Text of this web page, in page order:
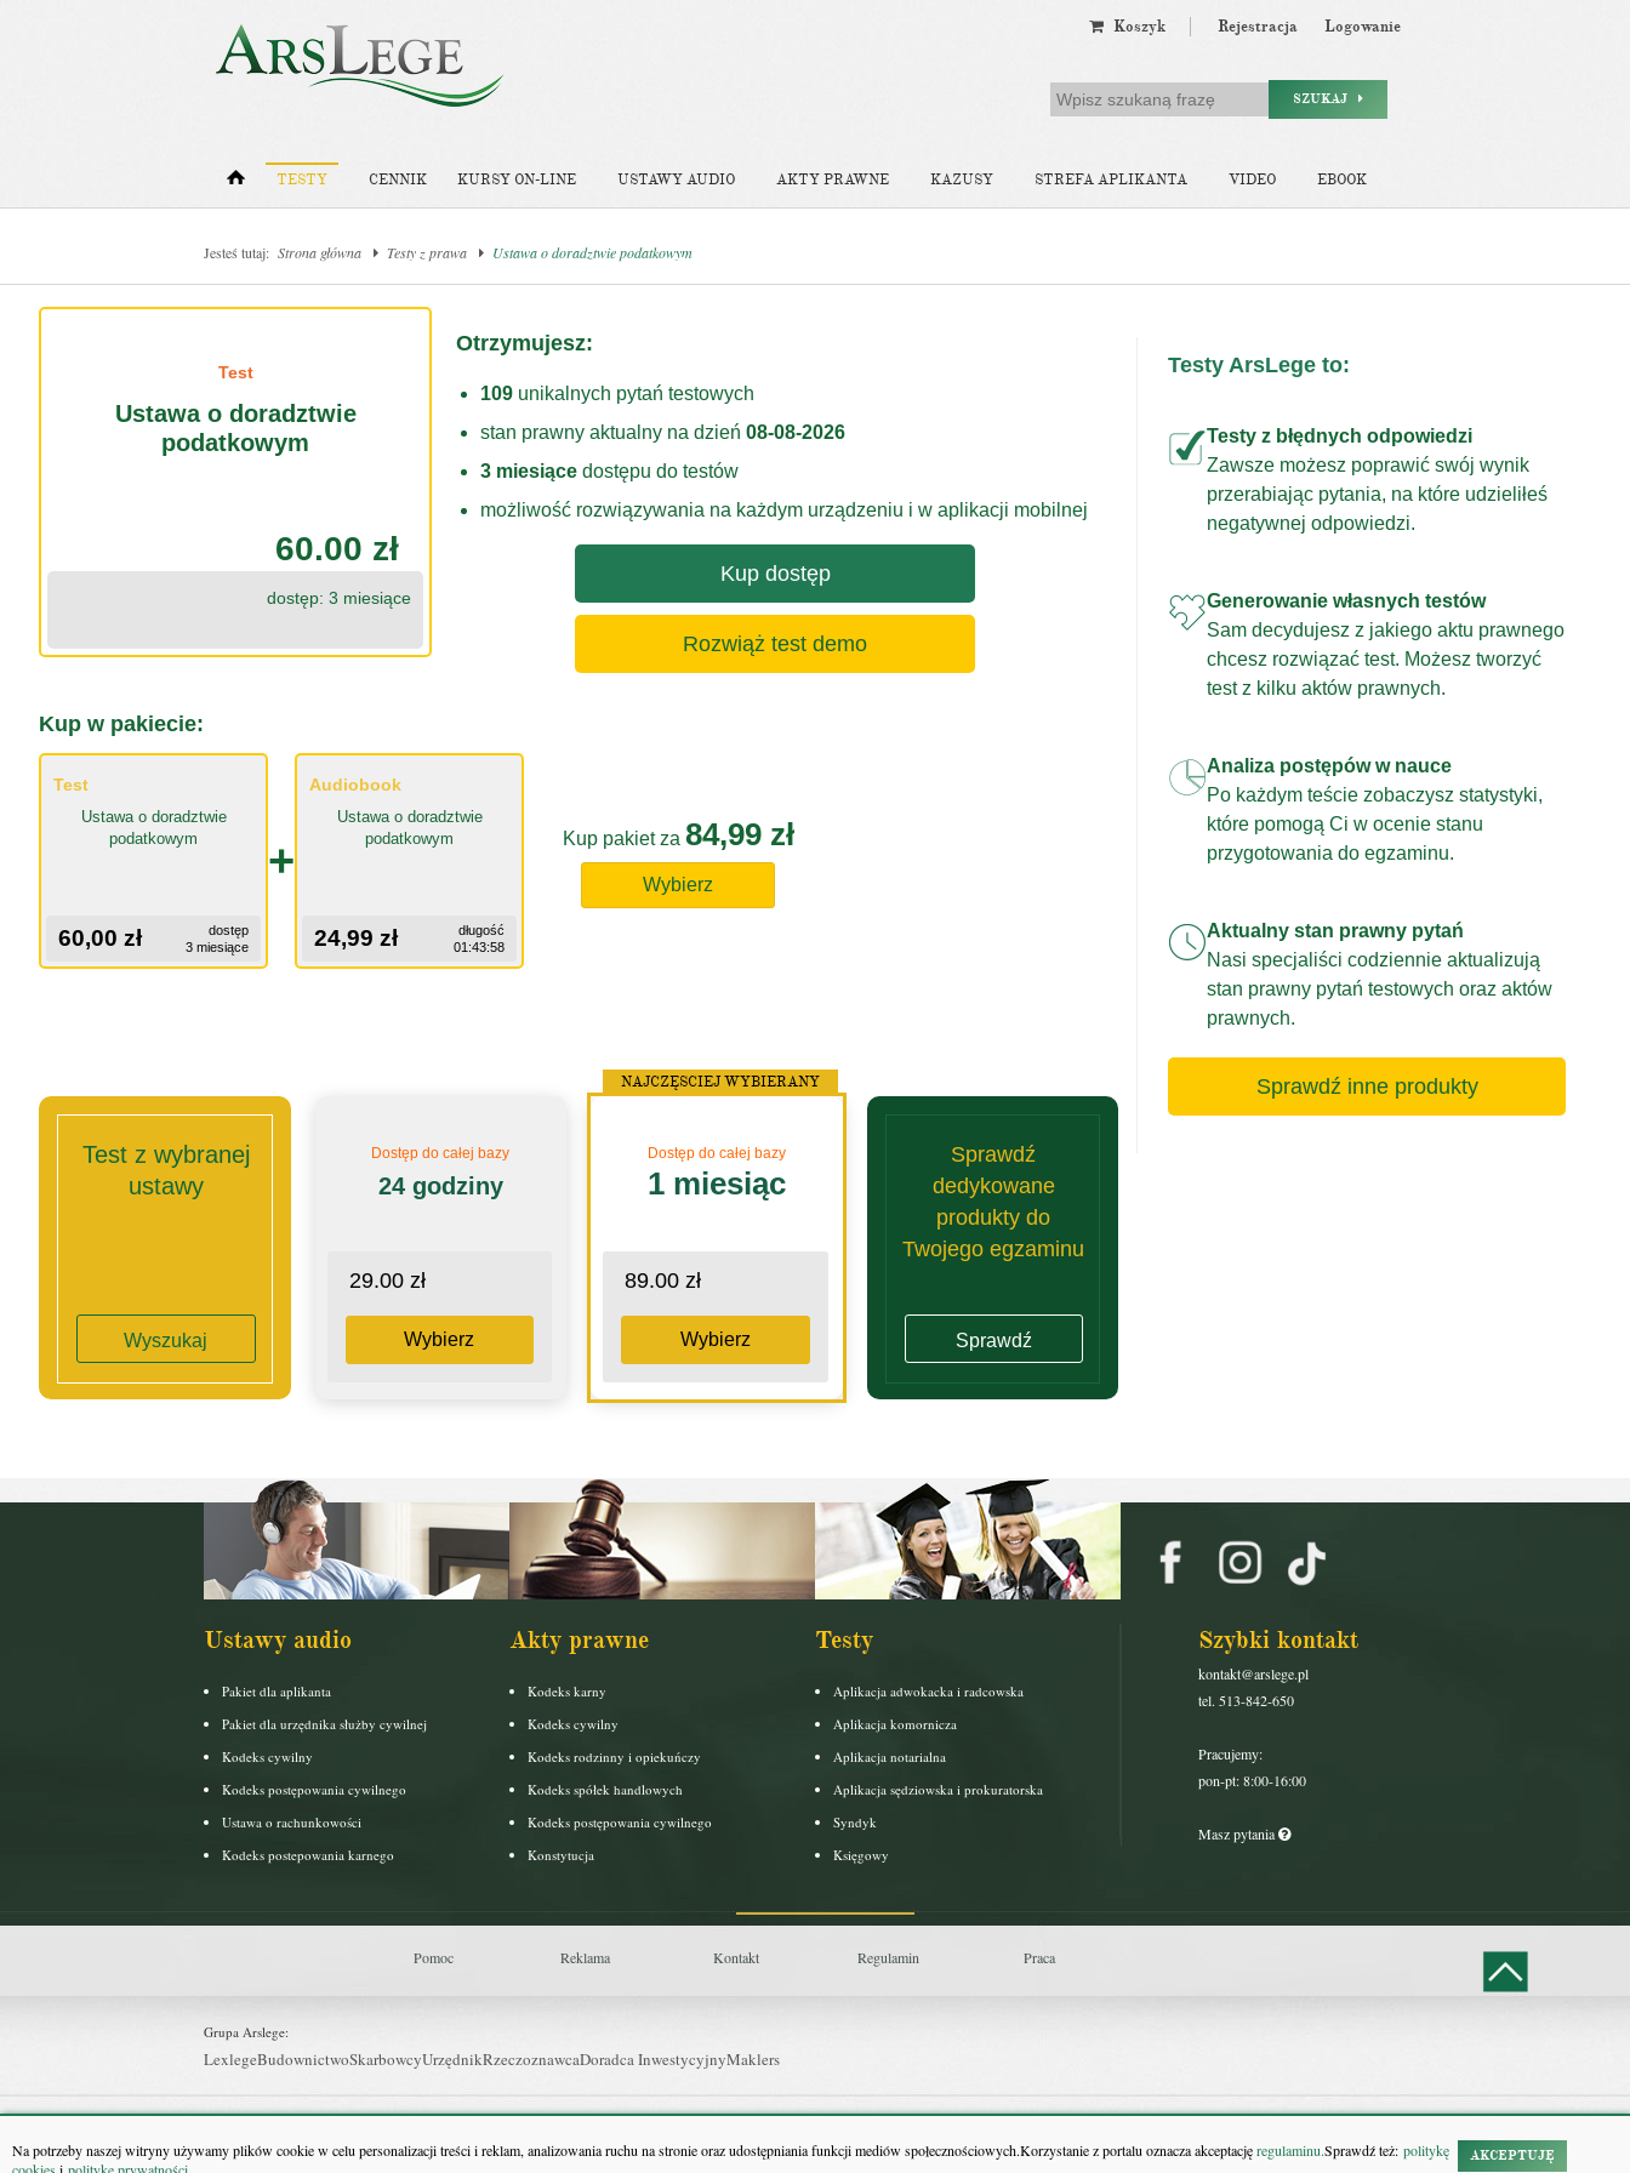
Na potrzeby naszej witryny używamy plików cookie w celu personalizacji treści i reklam, analizowania ruchu na stronie oraz udostępniania funkcji mediów społecznościowych.Korzystanie z portalu oznacza akceptacjęregulaminu.Sprawdź też: politykę
AKCEPTUJĘ
Koszyk Rejestracja Logowanie
SZUKAJ
TESTY CENNIK KURSY ON-LINE USTAWY AUDIO AKTY PRAWNE KAZUSY STREFA APLIKANTA VIDEO EBOOK
Jesteś tutaj: Strona główna Testy z prawa Ustawa o doradztwie podatkowym
Test
Ustawa o doradztwie
podatkowym
60.00 zł
dostęp: 3 miesiące
Otrzymujesz:
109 unikalnych pytań testowych
stan prawny aktualny na dzień 08-08-2026
3 miesiące dostępu do testów
możliwość rozwiązywania na każdym urządzeniu i w aplikacji mobilnej
Kup dostęp
Rozwiąż test demo
Kup w pakiecie:
Test
Ustawa o doradztwie
podatkowym
60,00 zł
dostęp
3 miesiące
+
Audiobook
Ustawa o doradztwie
podatkowym
24,99 zł
długość
01:43:58
Kup pakiet za 84,99 zł
Wybierz
Test z wybranej
ustawy
Wyszukaj
Dostęp do całej bazy
24 godziny
29.00 zł
Wybierz
Dostęp do całej bazy
1 miesiąc
89.00 zł
Wybierz
NAJCZĘSCIEJ WYBIERANY
Sprawdź
dedykowane
produkty do
Twojego egzaminu
Sprawdź
Testy ArsLege to:
Testy z błędnych odpowiedzi
Zawsze możesz poprawić swój wynik
przerabiając pytania, na które udzieliłeś
negatywnej odpowiedzi.
Generowanie własnych testów
Sam decydujesz z jakiego aktu prawnego
chcesz rozwiązać test. Możesz tworzyć
test z kilku aktów prawnych.
Analiza postępów w nauce
Po każdym teście zobaczysz statystyki,
które pomogą Ci w ocenie stanu
przygotowania do egzaminu.
Aktualny stan prawny pytań
Nasi specjaliści codziennie aktualizują
stan prawny pytań testowych oraz aktów
prawnych.
Sprawdź inne produkty
Ustawy audio
Pakiet dla aplikanta
Pakiet dla urzędnika służby cywilnej
Kodeks cywilny
Kodeks postępowania cywilnego
Ustawa o rachunkowości
Kodeks postepowania karnego
Akty prawne
Kodeks karny
Kodeks cywilny
Kodeks rodzinny i opiekuńczy
Kodeks spółek handlowych
Kodeks postępowania cywilnego
Konstytucja
Testy
Aplikacja adwokacka i radcowska
Aplikacja komornicza
Aplikacja notarialna
Aplikacja sędziowska i prokuratorska
Syndyk
Księgowy
Szybki kontakt
kontakt@arslege.pl
tel. 513-842-650
Pracujemy:
pon-pt: 8:00-16:00
Masz pytania
Pomoc Reklama Kontakt Regulamin Praca
Grupa Arslege:
LexlegeBudownictwoSkarbowcyUrzędnikRzeczoznawcaDoradca InwestycyjnyMaklers
Grupa Bonnier:
Puls BiznesuBankierPuls MedycynyMonitor FirmPuls FarmacjiPit.pl